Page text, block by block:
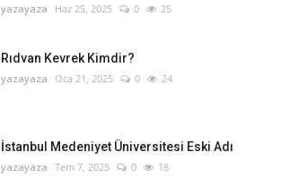
yazayaza Haz 25, 2025 0 25
Rıdvan Kevrek Kimdir?
yazayaza Oca 21, 2025 0 24
İstanbul Medeniyet Üniversitesi Eski Adı
yazayaza Tem 7, 2025 0 18